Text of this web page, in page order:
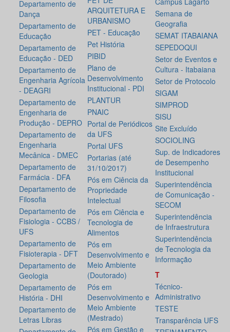
Departamento de
Dança
Departamento de
Educação
Departamento de
Educação - DED
Departamento de
Engenharia Agrícola
- DEAGRI
Departamento de
Engenharia de
Produção - DEPRO
Departamento de
Engenharia
Mecânica - DMEC
Departamento de
Farmácia - DFA
Departamento de
Filosofia
Departamento de
Fisiologia - CCBS /
UFS
Departamento de
Fisioterapia - DFT
Departamento de
Geologia
Departamento de
História - DHI
Departamento de
Letras Libras
ARQUITETURA E
URBANISMO
PET - Educação
Pet História
PIBID
Plano de
Desenvolvimento
Institucional - PDI
PLANTUR
PNAIC
Portal de Periódicos
da UFS
Portal UFS
Portarias (até
31/10/2017)
Pós em Ciência da
Propriedade
Intelectual
Pós em Ciência e
Tecnologia de
Alimentos
Pós em
Desenvolvimento e
Meio Ambiente
(Doutorado)
Pós em
Desenvolvimento e
Meio Ambiente
(Mestrado)
Pós em Gestão e
Semana de
Geografia
SEMAT ITABAIANA
SEPEDOQUI
Setor de Eventos e
Cultura - Itabaiana
Setor de Protocolo
SIGAM
SIMPROD
SISU
Site Excluído
SOCIOLING
Sup. de Indicadores
de Desempenho
Institucional
Superintendência
de Comunicação -
SECOM
Superintendência
de Infraestrutura
Superintendência
de Tecnologia da
Informação
T
Técnico-
Administrativo
TESTE
Transparência UFS